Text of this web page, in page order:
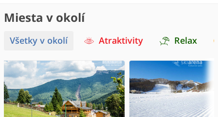
Miesta v okolí
Všetky v okolí Atraktivity Relax